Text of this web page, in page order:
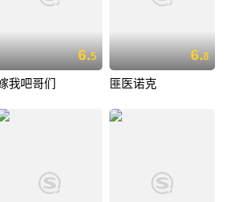
6.5
我吧哥们
6.8
匪医诺克